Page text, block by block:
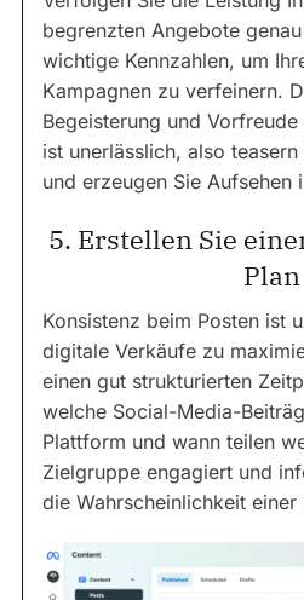
begrenzten Angebote
wichtige Kennzahlen, um
Kampagnen zu verfeinern.
Begeisterung und
ist unerlässlich, also
und erzeugen Sie Aufsehen
5. Erstellen Sie
Plan
Konsistenz beim Posten ist
digitale Verkäufe zu
einen gut strukturierten
welche Social-Media-
Plattform und wann teilen
Zielgruppe engagiert und
die Wahrscheinlichkeit einer